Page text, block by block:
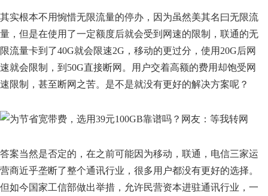
其实根本不用惋惜无限流量的停办，因为虽然美其名曰无限流
量，但是在使用了一定额度后就会受到网速的限制，联通的无
限流量卡到了40G就会限速2G，移动的更过分，使用20G后网
速就会限制，到50G直接断网。用户交着高额的费用却饱受网
速限制，甚至断网之苦。是不是就没有更好的解决方案呢？
答案当然是否定的，在之前可能因为移动，联通，电信三家运
营商近乎垄断了整个通讯行业，很多用户都没有更好的选择。
但如今国家工信部做出举措，允许民营资本进驻通讯行业，一